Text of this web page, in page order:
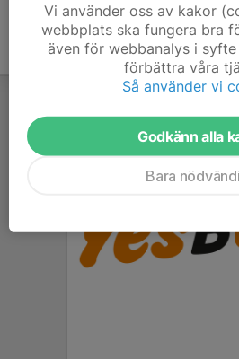
Vi använder oss av kakor
webbplats ska fungera bra
även för webbanalys i
förbättra våra
Så använder vi
Godkänn alla
Bara